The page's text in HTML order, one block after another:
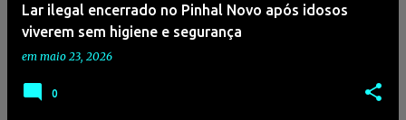
Lar ilegal encerrado no Pinhal Novo após idosos
viverem sem higiene e segurança
em maio 23, 2026
0